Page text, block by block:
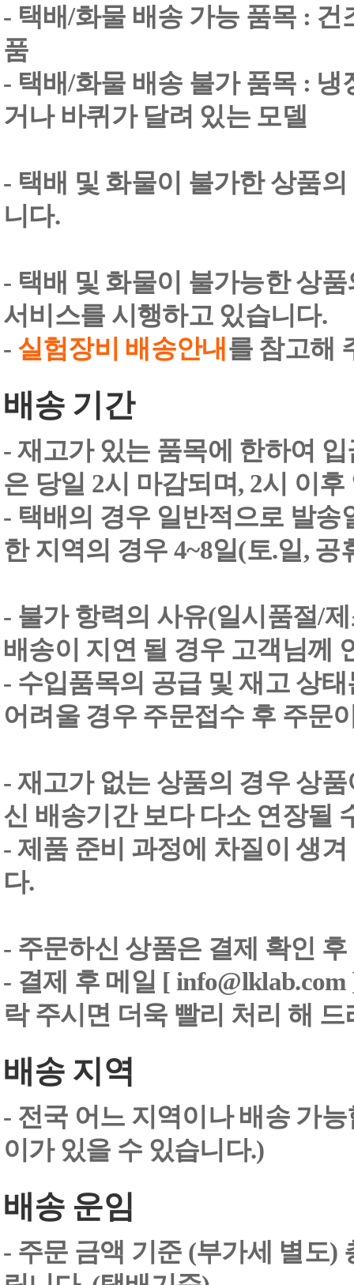
- 택배/화물 배송 가능 품목 :
품
- 택배/화물 배송 불가 품목 :
거나 바퀴가 달려 있는 모델
- 택배 및 화물이 불가한 상품
니다.
- 택배 및 화물이 불가능한 상
서비스를 시행하고 있습니다.
- 실험장비 배송안내 를 참고해
배송 기간
- 재고가 있는 품목에 한하여
은 당일 2시 마감되며, 2시 이
- 택배의 경우 일반적으로 발송
한 지역의 경우 4~8일(토.일,
- 불가 항력의 사유(일시품절/
배송이 지연 될 경우 고객님께
- 수입품목의 공급 및 재고 상
어려울 경우 주문접수 후 주문
- 재고가 없는 상품의 경우 상
신 배송기간 보다 다소 연장될
- 제품 준비 과정에 차질이 생
다.
- 주문하신 상품은 결제 확인
- 결제 후 메일 [
락 주시면 더욱 빨리 처리 해
배송 지역
- 전국 어느 지역이나 배송 가
이가 있을 수 있습니다.)
배송 운임
- 주문 금액 기준 (부가세 별도)